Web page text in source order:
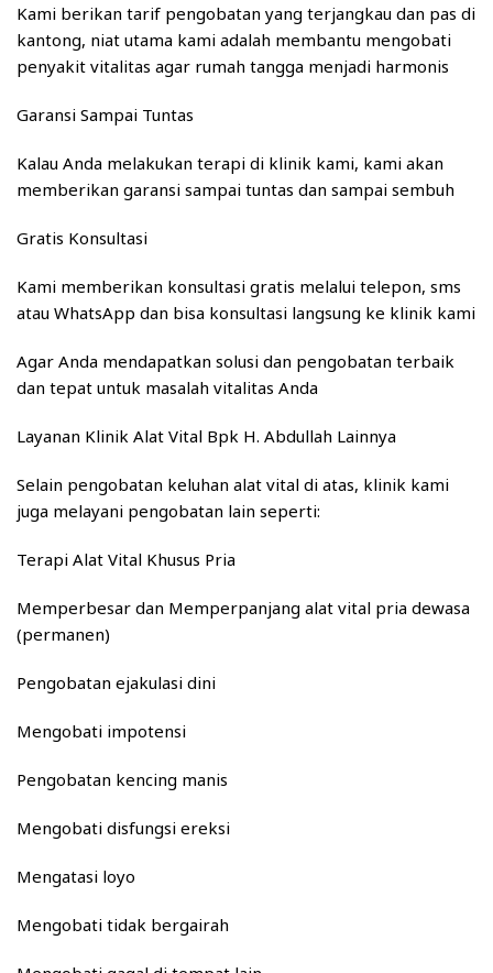
Kami berikan tarif pengobatan yang terjangkau dan pas di
kantong, niat utama kami adalah membantu mengobati
penyakit vitalitas agar rumah tangga menjadi harmonis
Garansi Sampai Tuntas
Kalau Anda melakukan terapi di klinik kami, kami akan
memberikan garansi sampai tuntas dan sampai sembuh
Gratis Konsultasi
Kami memberikan konsultasi gratis melalui telepon, sms
atau WhatsApp dan bisa konsultasi langsung ke klinik kami
Agar Anda mendapatkan solusi dan pengobatan terbaik
dan tepat untuk masalah vitalitas Anda
Layanan Klinik Alat Vital Bpk H. Abdullah Lainnya
Selain pengobatan keluhan alat vital di atas, klinik kami
juga melayani pengobatan lain seperti:
Terapi Alat Vital Khusus Pria
Memperbesar dan Memperpanjang alat vital pria dewasa
(permanen)
Pengobatan ejakulasi dini
Mengobati impotensi
Pengobatan kencing manis
Mengobati disfungsi ereksi
Mengatasi loyo
Mengobati tidak bergairah